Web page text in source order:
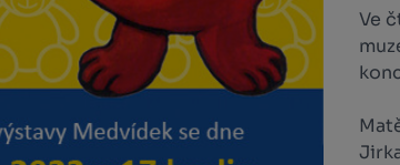
Ve